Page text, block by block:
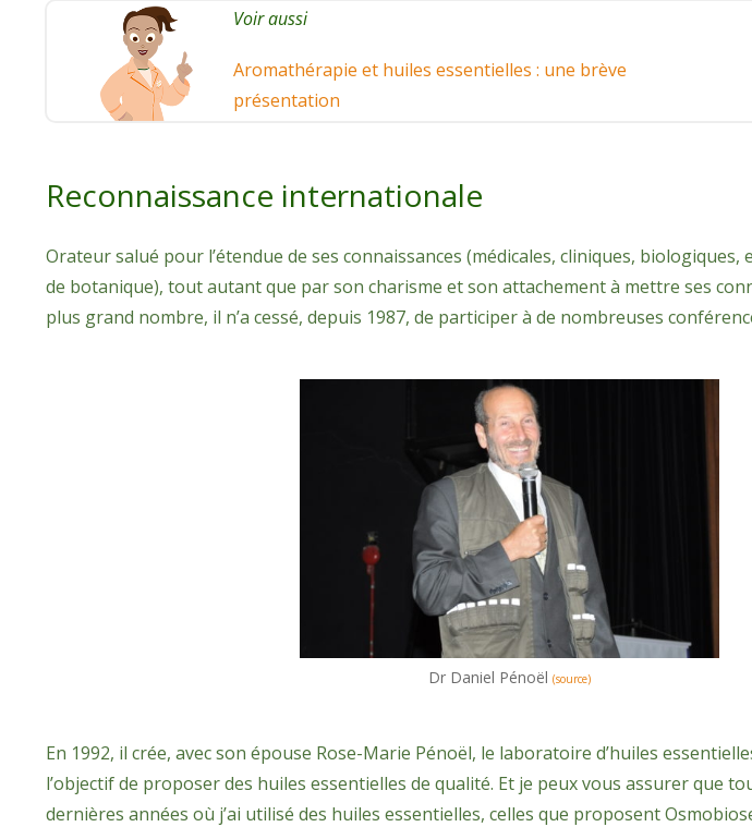
Voir aussi
Aromathérapie et huiles essentielles : une brève
présentation
Reconnaissance internationale
Orateur salué pour l’étendue de ses connaissances (médicales, cliniques,
de botanique), tout autant que par son charisme et son attachement à mettre ses
plus grand nombre, il n’a cessé, depuis 1987, de participer à de nombreuses
Dr Daniel Pénoël (source)
En 1992, il crée, avec son épouse Rose-Marie Pénoël, le laboratoire d’huiles
l’objectif de proposer des huiles essentielles de qualité. Et je peux vous assurer que
dernières années où j’ai utilisé des huiles essentielles, celles que proposent